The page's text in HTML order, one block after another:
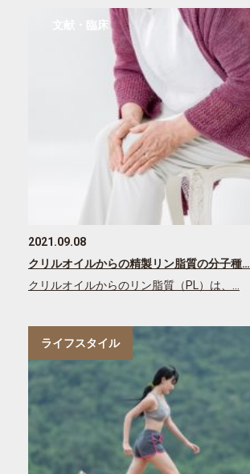
文献・臨床
2021.09.08
クリルオイルからの精製リン脂質の分子種…
クリルオイルからのリン脂質（PL）は、…
ライフスタイル